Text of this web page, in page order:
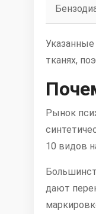
тканях,
Рынок
10 видов
дают